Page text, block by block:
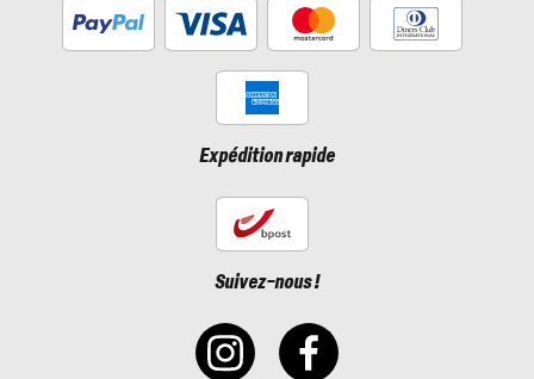
Expédition rapide
Suivez-nous !